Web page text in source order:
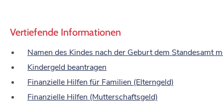
Vertiefende Informationen
Namen des Kindes nach der Geburt dem Standesamt
Kindergeld beantragen
Finanzielle Hilfen für Familien (Elterngeld)
Finanzielle Hilfen (Mutterschaftsgeld)